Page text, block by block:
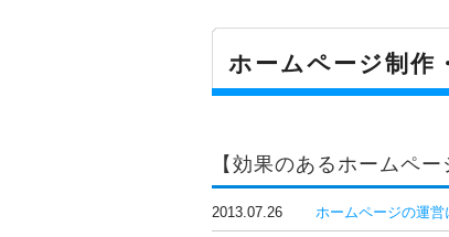
ホームページ制作
【効果のあるホームペ
2013.07.26 ホームページの運営